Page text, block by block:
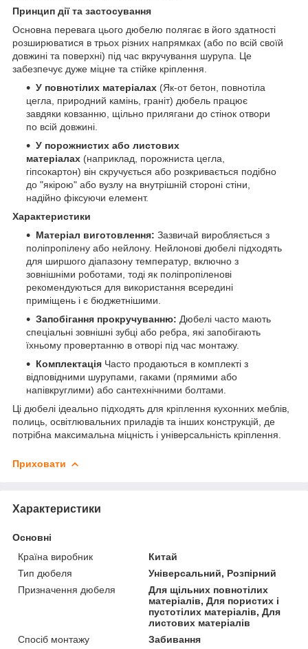
Принцип дії та застосування
Основна перевага цього дюбелю полягає в його здатності
розширюватися в трьох різних напрямках (або по всій своїй
довжині та поверхні) під час вкручування шурупа. Це
забезпечує дуже міцне та стійке кріплення.
У повнотілих матеріалах (Як-от бетон, повнотіла
цегла, природний камінь, граніт) дюбель працює
завдяки ковзанню, щільно прилягани до стінок отвори
по всій довжині.
У порожнистих або листових
матеріалах (наприклад, порожниста цегла,
гіпсокартон) він скручується або розкривається подібно
до "якірою" або вузлу на внутрішній стороні стіни,
надійно фіксуючи елемент.
Характеристики
Матеріал виготовлення: Зазвичай виробляється з
поліпропілену або нейлону. Нейлонові дюбелі підходять
для ширшого діапазону температур, включно з
зовнішніми роботами, тоді як поліпропіленові
рекомендуються для використання всередині
приміщень і є бюджетнішими.
Запобігання прокручуванню: Дюбелі часто мають
спеціальні зовнішні зубці або ребра, які запобігають
їхньому провертанню в отворі під час монтажу.
Комплектація Часто продаються в комплекті з
відповідними шурупами, гаками (прямими або
напівкруглими) або сантехнічними болтами.
Ці дюбелі ідеально підходять для кріплення кухонних меблів,
полиць, освітлювальних приладів та інших конструкцій, де
потрібна максимальна міцність і універсальність кріплення.
Приховати
Характеристики
Основні
Країна виробник
Китай
Тип дюбеля
Універсальний, Розпірний
Призначення дюбеля
Для щільних повнотілих
матеріалів, Для пористих і
пустотілих матеріалів, Для
листових матеріалів
Спосіб монтажу
Забивання